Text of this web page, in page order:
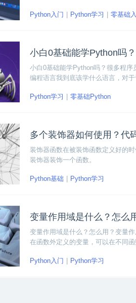
Python入门 Python学习 零基础
小白0基础能学Python吗？
小白0基础能学Python吗？很多程
编程语言我到底该学什么语言，对
Python学习 零基础Python
多个装饰器如何使用？代
装饰器函数在被装饰函数定义好的
装饰器装饰一个函数。
Python基础 Python学习
变量作用域是什么？怎么
变量作用域是什么？怎么用？变量
在函数外定义的变量，可以在不同
Python入门 Python学习